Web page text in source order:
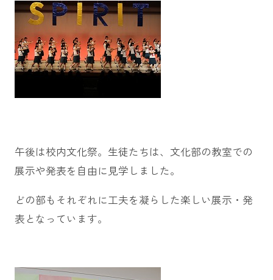
午後は校内文化祭。生徒たちは、文化部の教室での
展示や発表を自由に見学しました。
どの部もそれぞれに工夫を凝らした楽しい展示・発
表となっています。